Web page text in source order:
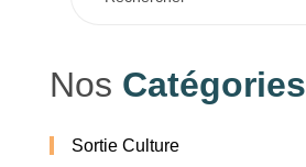
Nos Catégories
Sortie Culture